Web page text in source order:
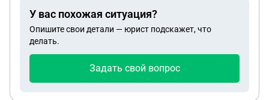
не работает.Долг более 1мл.рубл.Все,отправила
домой.А что делать дальше?
У вас похожая ситуация?
Опишите свои детали — юрист подскажет, что
делать.
Задать свой вопрос